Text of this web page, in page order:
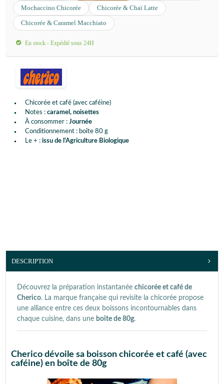
Chicorée et café (avec caféine)
Notes : caramel, noisettes
À consommer : Journée
Conditionnement : boîte 80 g
Le + : issu de l'Agriculture Biologique
Mochaccino Chicorée
Chicorée & Chaï Latte
Chicorée & Caramel Macchiato
En stock - Expédié sous 24H
DESCRIPTION
Découvrez la préparation instantanée chicorée et café de
Cherico. La marque française qui revisite la chicorée propose
une alliance entre ces deux boissons incontournables dans
chaque cuisine, dans une boîte de 80g.
Cherico dévoile sa boisson chicorée et café (avec
caféine) en boîte de 80g